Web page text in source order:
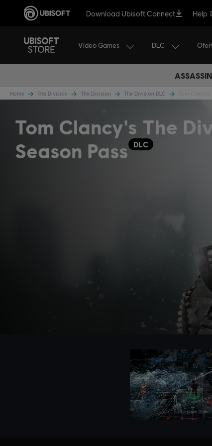
Download Ubisoft Connect Help
Vídeo Games DLC
Home The Division The Division The Division DLC
Tom Clancy's The
Season Pass
DLC